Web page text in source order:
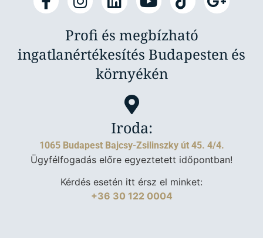
Profi és megbízható
ingatlanértékesítés Budapesten és
környékén
Iroda:
1065 Budapest Bajcsy-Zsilinszky út 45. 4/4.
Ügyfélfogadás előre egyeztetett időpontban!
Kérdés esetén itt érsz el minket:
+36 30 122 0004